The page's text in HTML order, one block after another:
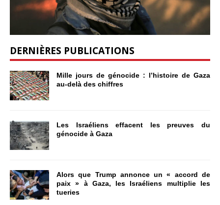
DERNIÈRES PUBLICATIONS
Mille jours de génocide : l’histoire de Gaza
au-delà des chiffres
Les Israéliens effacent les preuves du
génocide à Gaza
Alors que Trump annonce un « accord de
paix » à Gaza, les Israéliens multiplie les
tueries